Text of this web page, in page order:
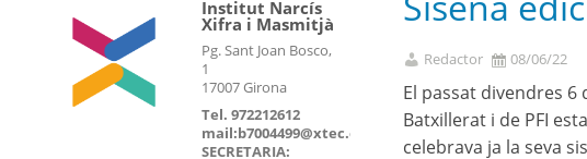
Redactor 08/06/22
El passat divendres 6
Batxillerat i de PFI
celebrava ja la seva
Institut Narcís
Xifra i Masmitjà
Pg. Sant Joan Bosco,
1
17007 Girona
Tel. 972212612
mail:b7004499@xtec.cat
SECRETARIA: